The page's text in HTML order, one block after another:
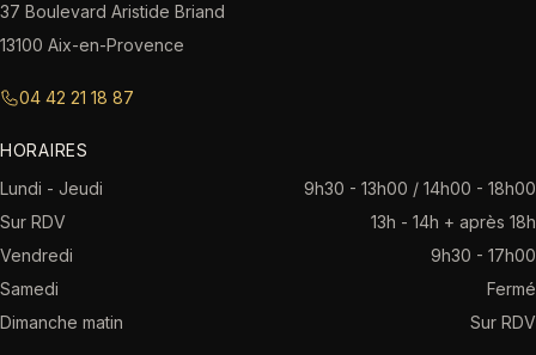
37 Boulevard Aristide Briand
13100 Aix-en-Provence
04 42 21 18 87
HORAIRES
Lundi - Jeudi
9h30 - 13h00 / 14h00 - 18h00
Sur RDV
13h - 14h + après 18h
Vendredi
9h30 - 17h00
Samedi
Fermé
Dimanche matin
Sur RDV